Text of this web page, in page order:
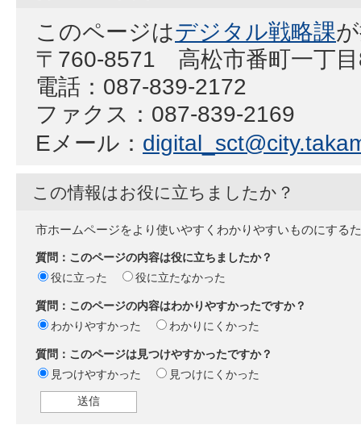
このページはデジタル戦略課
〒760-8571 高松市番町一丁
電話：087-839-2172
ファクス：087-839-2169
Eメール：
この情報はお役に立ちましたか？
市ホームページをより使いやすくわかりやすいものにする
質問：このページの内容は役に立ちましたか？
役に立った
役に立たなかった
質問：このページの内容はわかりやすかったですか？
わかりやすかった
わかりにくかった
質問：このページは見つけやすかったですか？
見つけやすかった
見つけにくかった